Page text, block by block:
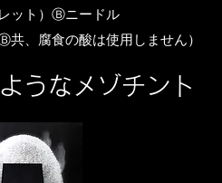
ット）Ⓑニードル
、腐食の酸は使用しません）
うなメゾチント